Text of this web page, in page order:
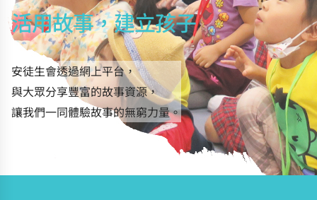
活用故事，建立孩子
安徒生會透過網上平台，
與大眾分享豐富的故事資源，
讓我們一同體驗故事的無窮力量。